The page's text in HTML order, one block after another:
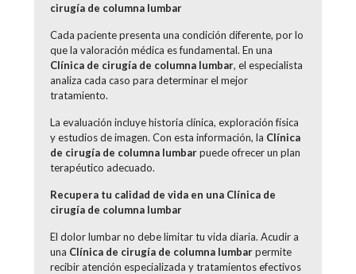
cirugía de columna lumbar
Cada paciente presenta una condición diferente, por lo
que la valoración médica es fundamental. En una
Clínica de cirugía de columna lumbar, el especialista
analiza cada caso para determinar el mejor
tratamiento.
La evaluación incluye historia clínica, exploración física
y estudios de imagen. Con esta información, la Clínica
de cirugía de columna lumbarpuede ofrecer un plan
terapéutico adecuado.
Recupera tu calidad de vida en una Clínica de
cirugía de columna lumbar
El dolor lumbar no debe limitar tu vida diaria. Acudir a
una Clínica de cirugía de columna lumbarpermite
recibir atención especializada y tratamientos efectivos